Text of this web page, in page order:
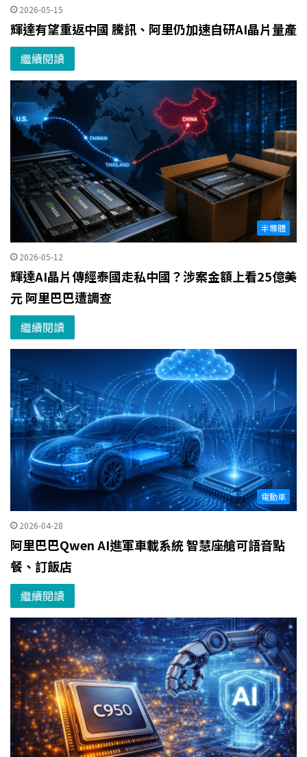
2026-05-15
輝達有望重返中國 騰訊、阿里仍加速自研AI晶片量產
繼續閱讀
半導體
2026-05-12
輝達AI晶片傳經泰國走私中國？涉案金額上看25億美
元 阿里巴巴遭調查
繼續閱讀
電動車
2026-04-28
阿里巴巴Qwen AI進軍車載系統 智慧座艙可語音點
餐、訂飯店
繼續閱讀